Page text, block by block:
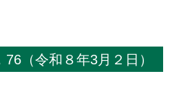
（令和８年3月２日）